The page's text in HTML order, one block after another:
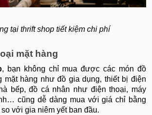
tại thrift shop tiết kiệm chi phí
mặt hàng
, bạn không chỉ mua được các món đồ
mặt hàng như đồ gia dụng, thiết bị điện
bếp, đồ cá nhân như điện thoại, máy
cũng dễ dàng mua với giá chỉ bằng
so với gia niêm yết ban đầu.